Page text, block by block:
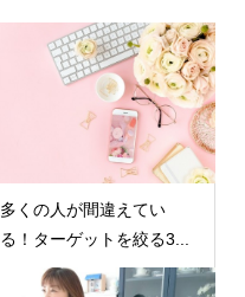
多くの人が間違えてい
る！ターゲットを絞る3...